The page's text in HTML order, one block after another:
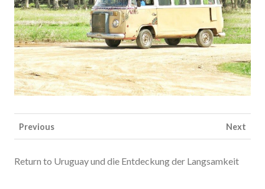
Previous Next
Return to Uruguay und die Entdeckung der Langsamkeit